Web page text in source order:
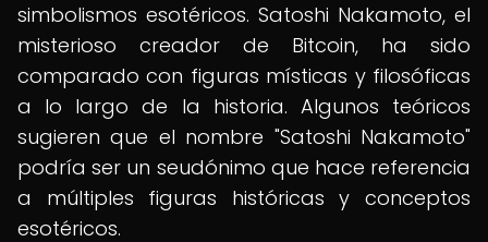
simbolismos esotéricos. Satoshi Nakamoto, el
misterioso creador de Bitcoin, ha sido
comparado con figuras místicas y filosóficas
a lo largo de la historia. Algunos teóricos
sugieren que el nombre "Satoshi Nakamoto"
podría ser un seudónimo que hace referencia
a múltiples figuras históricas y conceptos
esotéricos.